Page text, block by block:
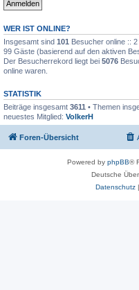
WER IST ONLINE?
Insgesamt sind 101 Besucher online ::
99 Gäste (basierend auf den aktiven
Der Besucherrekord liegt bei 5076
online waren.
STATISTIK
Beiträge insgesamt 3611 • Themen
neuestes Mitglied: VolkerH
Foren-Übersicht
Powered by phpBB®
Deutsche
Datenschutz|